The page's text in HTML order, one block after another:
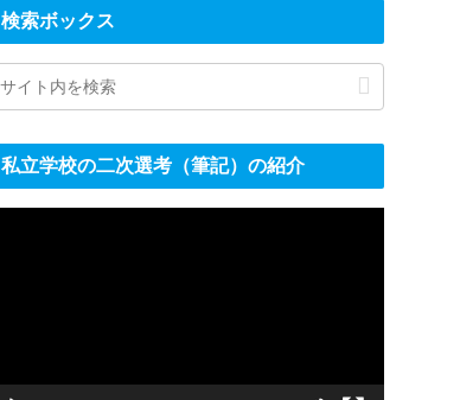
検索ボックス
私立学校の二次選考（筆記）の紹介